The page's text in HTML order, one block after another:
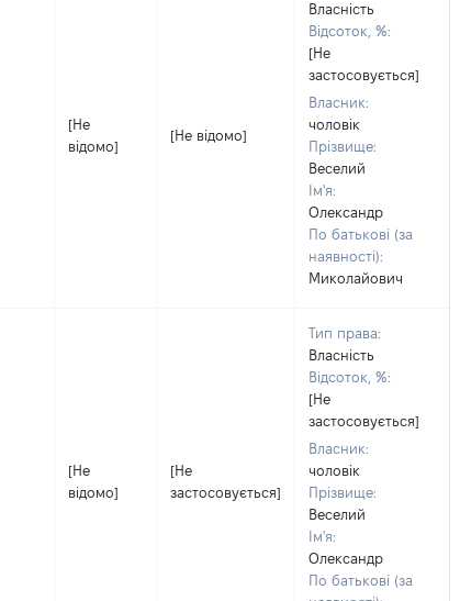
[Не
відомо]
[Не відомо]
Власність
Відсоток, %:
[Не
застосовується]
Власник:
чоловік
Прізвище:
Веселий
Ім'я:
Олександр
По батькові (за
наявності):
Миколайович
[Не
відомо]
[Не
застосовується]
Тип права:
Власність
Відсоток, %:
[Не
застосовується]
Власник:
чоловік
Прізвище:
Веселий
Ім'я:
Олександр
По батькові (за